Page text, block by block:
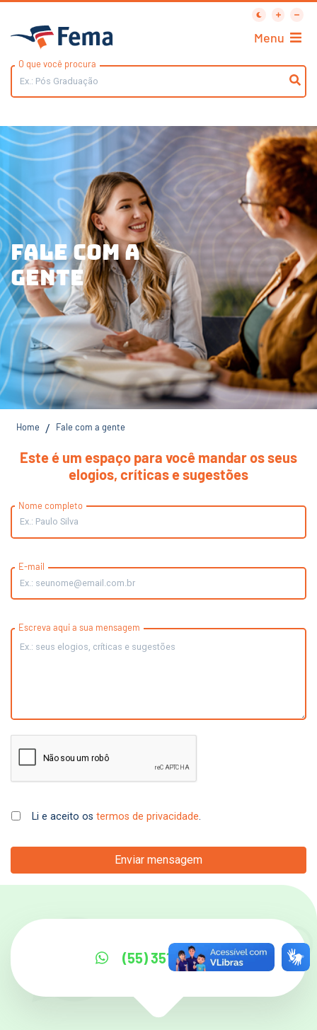
O que você procura
Menu
Fale com a
gente
Home / Fale com a gente
Este é um espaço para você mandar os seus
elogios, críticas e sugestões
Nome completo
E-mail
Escreva aqui a sua mensagem
Li e aceito os termos de privacidade.
(55) 3511 9100